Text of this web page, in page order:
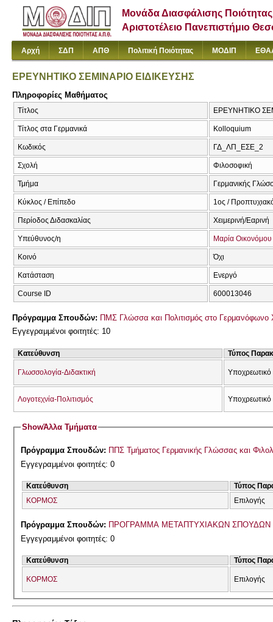
Μονάδα Διασφάλισης Ποιότητας
Αριστοτέλειο Πανεπιστήμιο
Αρχή ΣΔΠ ΑΠΘ Πολιτική Ποιότητας ΜΟΔΙΠ
ΕΡΕΥΝΗΤΙΚΟ ΣΕΜΙΝΑΡΙΟ ΕΙΔΙΚΕΥΣΗΣ
Πληροφορίες Μαθήματος
Τίτλος ΕΡΕΥΝΗΤΙΚΟ
Τίτλος στα Γερμανικά Kolloquium
Κωδικός ΓΔ_ΛΠ_ΕΣΕ_2
Σχολή Φιλοσοφική
Τμήμα Γερμανικής
Κύκλος / Επίπεδο 1ος /
Περίοδος Διδασκαλίας Χειμερινή/Εαρινή
Υπεύθυνος/η Μαρία Οικονόμου
Κοινό Όχι
Κατάσταση Ενεργό
Course ID 600013046
Πρόγραμμα Σπουδών: ΠΜΣ Γλώσσα και Πολιτισμός στο
Εγγεγραμμένοι φοιτητές: 10
Κατεύθυνση Τύπος
Γλωσσολογία-Διδακτική Υποχρεωτικό
Λογοτεχνία-Πολιτισμός Υποχρεωτικό
ShowΆλλα Τμήματα
Πρόγραμμα Σπουδών: ΠΠΣ Τμήματος Γερμανικής Γλώσσας και
Εγγεγραμμένοι φοιτητές: 0
Κατεύθυνση
Τύπος
ΚΟΡΜΟΣ
Επιλογής
Πρόγραμμα Σπουδών: ΠΡΟΓΡΑΜΜΑ ΜΕΤΑΠΤΥΧΙΑΚΩΝ ΣΠΟΥΔΩΝ
Εγγεγραμμένοι φοιτητές: 0
Κατεύθυνση Τύπος
ΚΟΡΜΟΣ Επιλογής